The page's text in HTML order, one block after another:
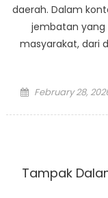
daerah. Dalam
jembatan yang
masyarakat, dari
Posted
February 28,
Tampak